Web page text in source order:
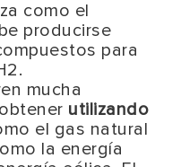
como el
producirse
para
mucha
utilizando
el gas natural
la energía